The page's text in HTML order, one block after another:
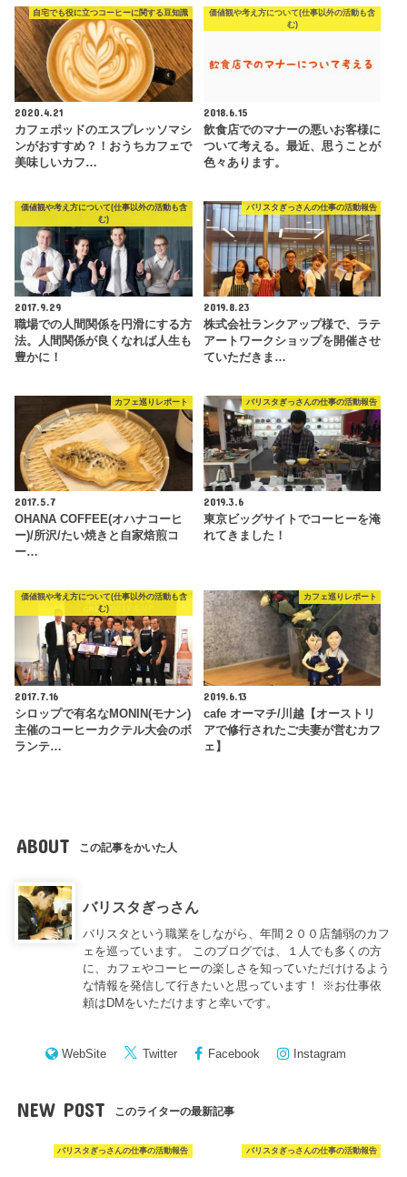
自宅でも役に立つコーヒーに関する豆知識
2020.4.21
カフェポッドのエスプレッソマシ
ンがおすすめ？！おうちカフェで
美味しいカフ…
価値観や考え方について(仕事以外の活動も含
む)
2018.6.15
飲食店でのマナーの悪いお客様に
ついて考える。最近、思うことが
色々あります。
価値観や考え方について(仕事以外の活動も含
む)
2017.9.29
職場での人間関係を円滑にする方
法。人間関係が良くなれば人生も
豊かに！
バリスタぎっさんの仕事の活動報告
2019.8.23
株式会社ランクアップ様で、ラテ
アートワークショップを開催させ
ていただきま…
カフェ巡りレポート
2017.5.7
OHANA COFFEE(オハナコーヒ
ー)/所沢/たい焼きと自家焙煎コ
ー…
バリスタぎっさんの仕事の活動報告
2019.3.6
東京ビッグサイトでコーヒーを淹
れてきました！
価値観や考え方について(仕事以外の活動も含
む)
2017.7.16
シロップで有名なMONIN(モナン)
主催のコーヒーカクテル大会のボ
ランテ…
カフェ巡りレポート
2019.6.13
cafe オーマチ/川越【オーストリ
アで修行されたご夫妻が営むカフ
ェ】
ABOUT この記事をかいた人
バリスタぎっさん
バリスタという職業をしながら、年間２００店舗弱のカフ
ェを巡っています。 このブログでは、１人でも多くの方
に、カフェやコーヒーの楽しさを知っていただけけるよう
な情報を発信して行きたいと思っています！ ※お仕事依
頼はDMをいただけますと幸いです。
WebSite Twitter Facebook Instagram
NEW POST このライターの最新記事
バリスタぎっさんの仕事の活動報告 バリスタぎっさんの仕事の活動報告